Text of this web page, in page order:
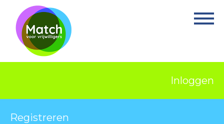
Home
Activiteiten
Projecten
Inloggen
Registreren